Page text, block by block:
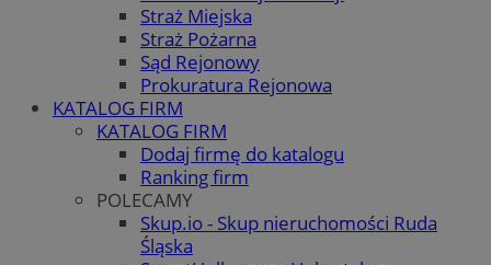
Straż Miejska
Straż Pożarna
Sąd Rejonowy
Prokuratura Rejonowa
KATALOG FIRM
KATALOG FIRM
Dodaj firmę do katalogu
Ranking firm
POLECAMY
Skup.io - Skup nieruchomości Ruda
Śląska